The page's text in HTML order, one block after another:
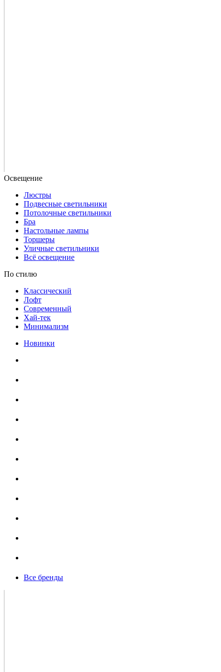
Люстры
Подвесные светильники
Потолочные светильники
Бра
Настольные лампы
Торшеры
Уличные светильники